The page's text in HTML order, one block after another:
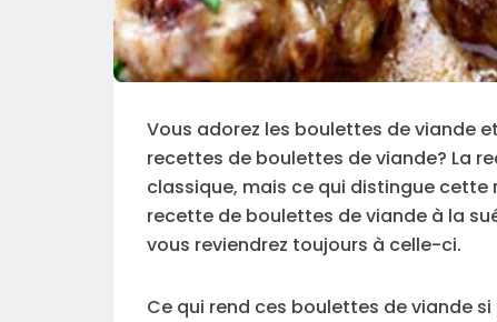
Vous adorez les boulettes de viande
recettes de boulettes de viande? La
classique, mais ce qui distingue cette
recette de boulettes de viande à la
vous reviendrez toujours à celle-ci.
Ce qui rend ces boulettes de viande